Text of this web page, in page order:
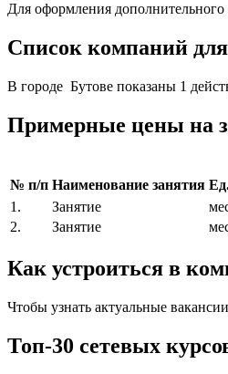
Для оформления
Список компаний для
В городе Бутове показаны 1
Примерные цены на
№ п/п Наименование занятия
1.
Занятие
2.
Занятие
Как устроиться в
Чтобы узнать актуальные
Топ-30 сетевых